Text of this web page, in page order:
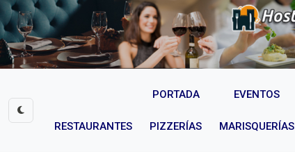
PORTADA EVENTOS
RESTAURANTES PIZZERÍAS MARISQUERÍAS